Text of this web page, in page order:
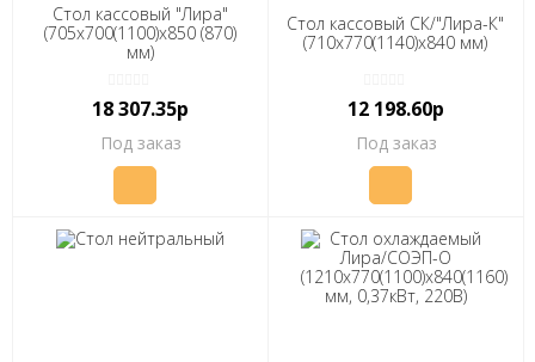
Стол кассовый "Лира"
(705х700(1100)х850 (870)
мм)
18 307.35р
Под заказ
Стол кассовый СК/"Лира-К"
(710х770(1140)х840 мм)
12 198.60р
Под заказ